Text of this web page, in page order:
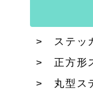
ステッ
正方形
丸型ス